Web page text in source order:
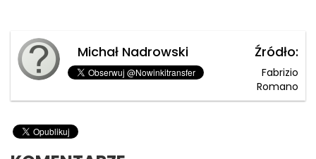
Michał Nadrowski Źródło:
Fabrizio
Romano